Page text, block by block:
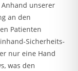
unserer
an den
Patienten
Sicherheits-
nur eine Hand
was den